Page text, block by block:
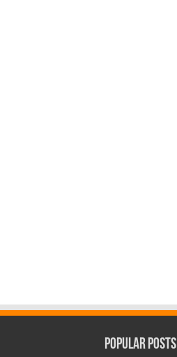
Popular Posts